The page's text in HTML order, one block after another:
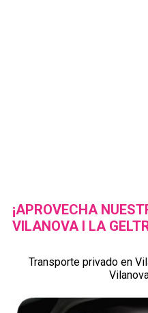
¡APROVECHA
VILANOVA I LA
Transporte privado en